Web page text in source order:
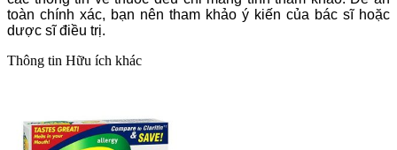
toàn chính xác, bạn nên tham khảo ý kiến của bác sĩ hoặc
dược sĩ điều trị.
Thông tin Hữu ích khác